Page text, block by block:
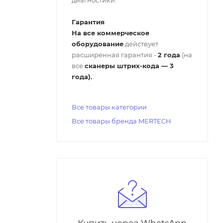
Гарантия
На все коммерческое
оборудование действует
расширенная гарантия -2 года (на
всесканеры штрих-кода — 3
года).
Все товары категории
Все товары бренда MERTECH